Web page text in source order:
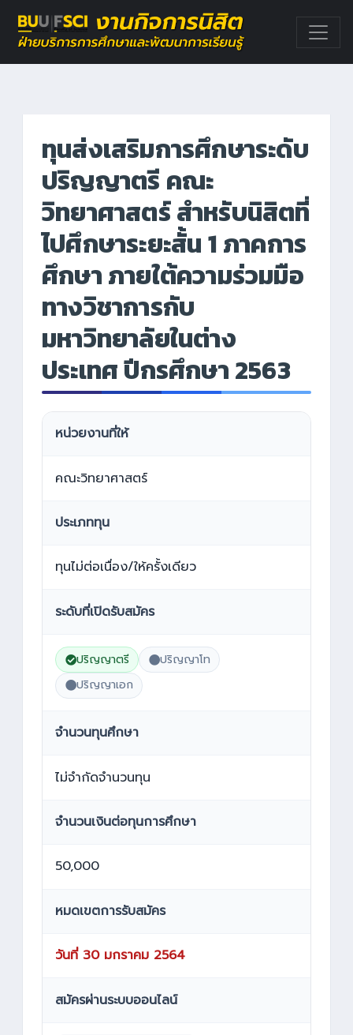
ทุนส่งเสริมการศึกษาระดับ
ปริญญาตรี คณะ
วิทยาศาสตร์ สำหรับนิสิตที่
ไปศึกษาระยะสั้น 1 ภาคการ
ศึกษา ภายใต้ความร่วมมือ
ทางวิชาการกับ
มหาวิทยาลัยในต่าง
ประเทศ ปีกรศึกษา 2563
หน่วยงานที่ให้
คณะวิทยาศาสตร์
ประเภททุน
ทุนไม่ต่อเนื่อง/ให้ครั้งเดียว
ระดับที่เปิดรับสมัคร
ปริญญาตรี
ปริญญาโท
ปริญญาเอก
จำนวนทุนศึกษา
ไม่จำกัดจำนวนทุน
จำนวนเงินต่อทุนการศึกษา
50,000
หมดเขตการรับสมัคร
วันที่ 30 มกราคม 2564
สมัครผ่านระบบออนไลน์